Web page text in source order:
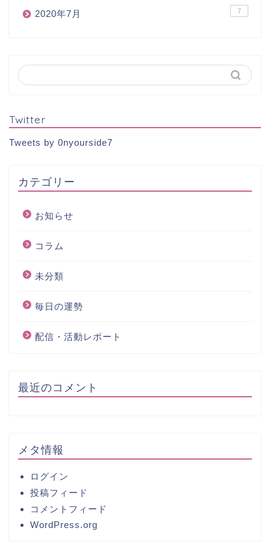
2020年7月 7
Twitter
Tweets by 0nyourside7
カテゴリー
お知らせ
コラム
未分類
毎日の運勢
配信・活動レポート
最近のコメント
メタ情報
ログイン
投稿フィード
コメントフィード
WordPress.org